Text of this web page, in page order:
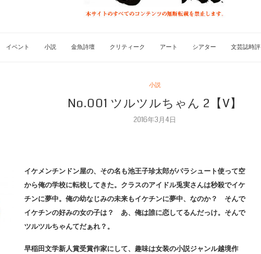
イベント 小説 金魚詩壇 クリティーク アート シアター 文芸誌時評
小説
No.001 ツルツルちゃん 2【V】
2016年3月4日
イケメンチンドン屋の、その名も池王子珍太郎がパラシュート使って空
から俺の学校に転校してきた。クラスのアイドル兎実さんは秒殺でイケ
チンに夢中。俺の幼なじみの未来もイケチンに夢中、なのか？ そんで
イケチンの好みの女の子は？ あ、俺は誰に恋してるんだっけ。そんで
ツルツルちゃんてだぁれ？。
早稲田文学新人賞受賞作家にして、趣味は女装の小説ジャンル越境作